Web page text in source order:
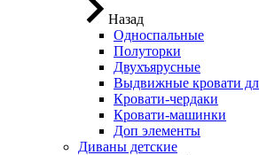
Назад
Односпальные
Полуторки
Двухъярусные
Выдвижные кровати
Кровати-чердаки
Кровати-машинки
Доп элементы
Диваны детские